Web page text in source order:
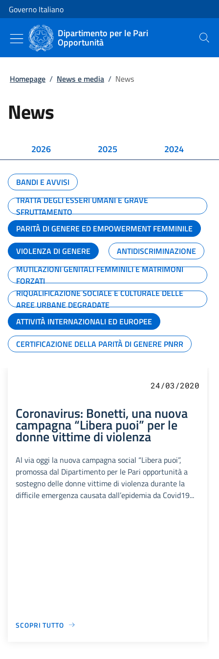
Vai al contenuto
Vai alla navigazione del sito
Governo Italiano
Dipartimento per le Pari
Opportunità Cerca
Homepage / News e media / News
News
2026 2025 2024
BANDI E AVVISI
TRATTA DEGLI ESSERI UMANI E GRAVE
SFRUTTAMENTO
PARITÀ DI GENERE ED EMPOWERMENT FEMMINILE
VIOLENZA DI GENERE
ANTIDISCRIMINAZIONE
MUTILAZIONI GENITALI FEMMINILI E MATRIMONI
FORZATI
RIQUALIFICAZIONE SOCIALE E CULTURALE DELLE
AREE URBANE DEGRADATE
ATTIVITÀ INTERNAZIONALI ED EUROPEE
CERTIFICAZIONE DELLA PARITÀ DI GENERE PNRR
24/03/2020
Coronavirus: Bonetti, una nuova
campagna “Libera puoi” per le
donne vittime di violenza
Al via oggi la nuova campagna social “Libera puoi”,
promossa dal Dipartimento per le Pari opportunità a
sostegno delle donne vittime di violenza durante la
difficile emergenza causata dall’epidemia da Covid19...
SCOPRI TUTTO